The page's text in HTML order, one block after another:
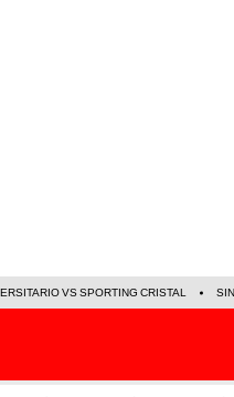
VS SPORTING CRISTAL